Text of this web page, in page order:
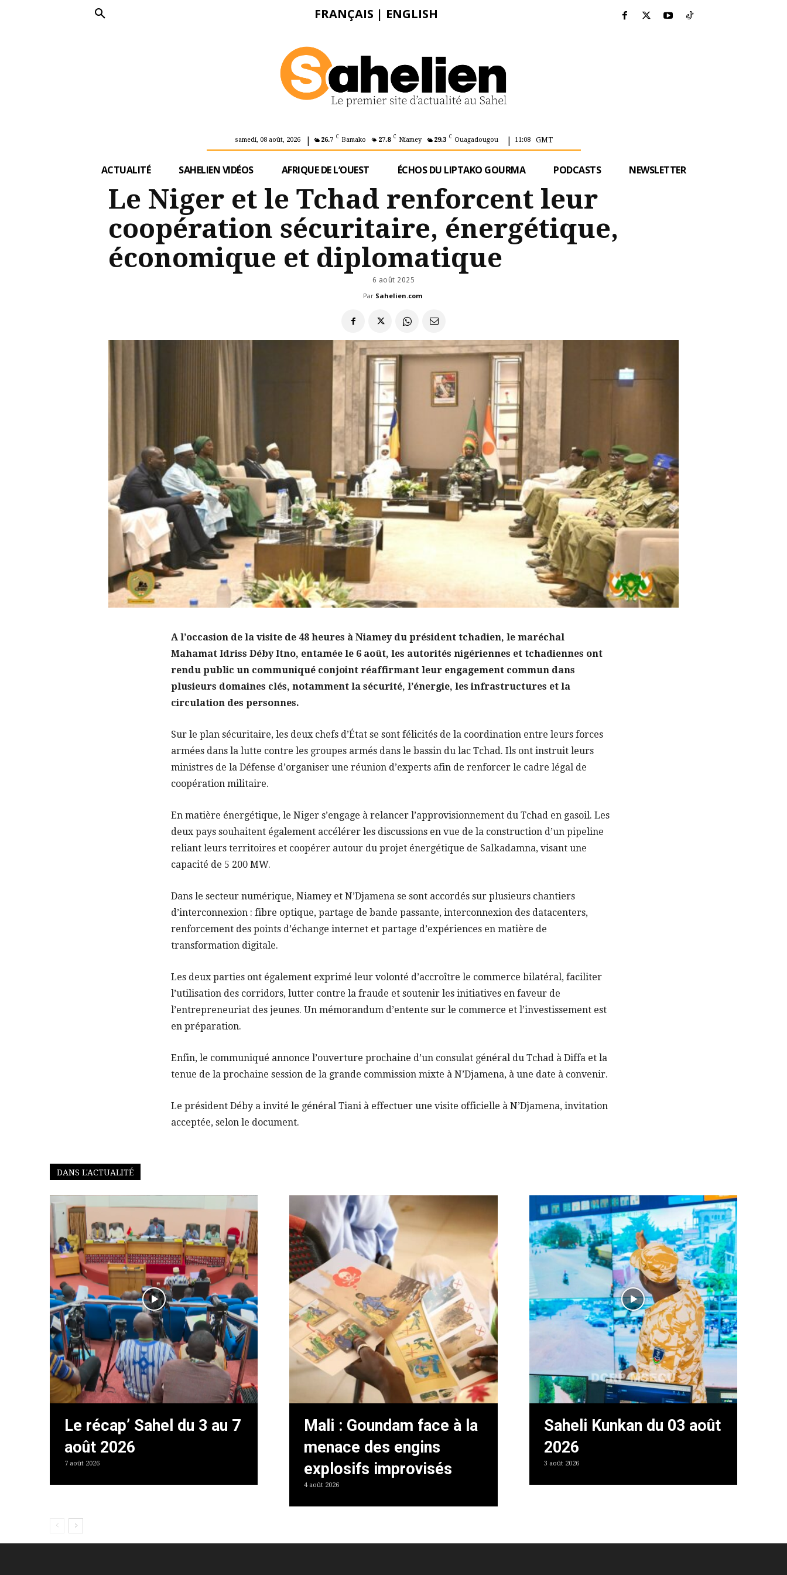
FRANÇAIS | ENGLISH
samedi, 08 août, 2026 | 26.7 C Bamako 27.8 C Niamey 29.3 C Ouagadougou | 11:08 GMT
ACTUALITÉ SAHELIEN VIDÉOS AFRIQUE DE L’OUEST ÉCHOS DU LIPTAKO GOURMA PODCASTS NEWSLETTER
Le Niger et le Tchad renforcent leur
coopération sécuritaire, énergétique,
économique et diplomatique
6 août 2025
Par Sahelien.com
A l’occasion de la visite de 48 heures à Niamey du président tchadien, le maréchal
Mahamat Idriss Déby Itno, entamée le 6 août, les autorités nigériennes et tchadiennes ont
rendu public un communiqué conjoint réaffirmant leur engagement commun dans
plusieurs domaines clés, notamment la sécurité, l’énergie, les infrastructures et la
circulation des personnes.
Sur le plan sécuritaire, les deux chefs d’État se sont félicités de la coordination entre leurs forces
armées dans la lutte contre les groupes armés dans le bassin du lac Tchad. Ils ont instruit leurs
ministres de la Défense d’organiser une réunion d’experts afin de renforcer le cadre légal de
coopération militaire.
En matière énergétique, le Niger s’engage à relancer l’approvisionnement du Tchad en gasoil. Les
deux pays souhaitent également accélérer les discussions en vue de la construction d’un pipeline
reliant leurs territoires et coopérer autour du projet énergétique de Salkadamna, visant une
capacité de 5 200 MW.
Dans le secteur numérique, Niamey et N’Djamena se sont accordés sur plusieurs chantiers
d’interconnexion : fibre optique, partage de bande passante, interconnexion des datacenters,
renforcement des points d’échange internet et partage d’expériences en matière de
transformation digitale.
Les deux parties ont également exprimé leur volonté d’accroître le commerce bilatéral, faciliter
l’utilisation des corridors, lutter contre la fraude et soutenir les initiatives en faveur de
l’entrepreneuriat des jeunes. Un mémorandum d’entente sur le commerce et l’investissement est
en préparation.
Enfin, le communiqué annonce l’ouverture prochaine d’un consulat général du Tchad à Diffa et la
tenue de la prochaine session de la grande commission mixte à N’Djamena, à une date à convenir.
Le président Déby a invité le général Tiani à effectuer une visite officielle à N’Djamena, invitation
acceptée, selon le document.
DANS L'ACTUALITÉ
Le récap’ Sahel du 3 au 7
août 2026
7 août 2026
Mali : Goundam face à la
menace des engins
explosifs improvisés
4 août 2026
Saheli Kunkan du 03 août
2026
3 août 2026